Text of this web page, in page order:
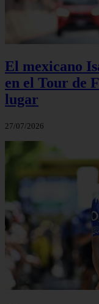
El mexicano
en el Tour de
lugar
27/07/2026